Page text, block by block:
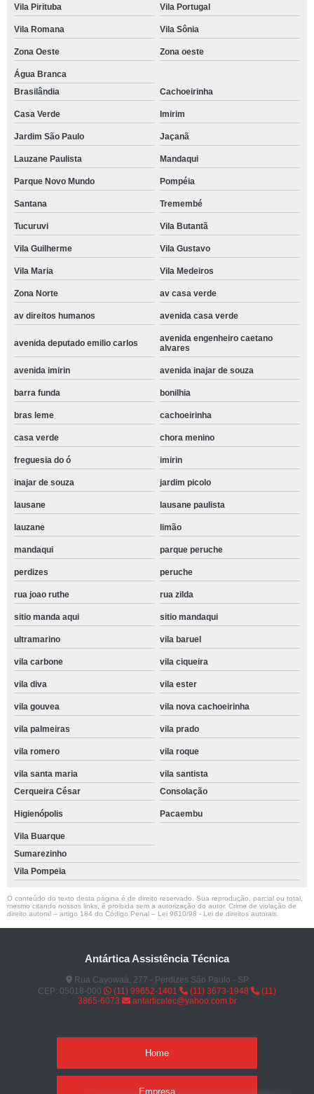
Vila Pirituba Vila Portugal
Vila Romana Vila Sônia
Zona Oeste Zona oeste
Água Branca
Brasilândia
Cachoeirinha
Casa Verde Imirim
Jardim São Paulo Jaçanã
Lauzane Paulista Mandaqui
Parque Novo Mundo Pompéia
Santana Tremembé
Tucuruvi Vila Butantã
Vila Guilherme Vila Gustavo
Vila Maria Vila Medeiros
Zona Norte av casa verde
av direitos humanos avenida casa verde
avenida deputado emilio carlos
avenida engenheiro caetano
alvares
avenida imirin avenida inajar de souza
barra funda bonilhia
bras leme cachoeirinha
casa verde chora menino
freguesia do ó imirin
inajar de souza jardim picolo
lausane lausane paulista
lauzane limão
mandaqui parque peruche
perdizes peruche
rua joao ruthe rua zilda
sitio manda aqui sitio mandaqui
ultramarino vila baruel
vila carbone vila ciqueira
vila diva vila ester
vila gouvea vila nova cachoeirinha
vila palmeiras vila prado
vila romero vila roque
vila santa maria
vila santista
Cerqueira César
Consolação
Higienópolis Pacaembu
Vila Buarque
Sumarezinho
Vila Pompeia
O conteúdo do texto desta página é de direito reservado. Sua reprodução, parcial ou total,
mesmo citando nossos links, é proibida sem a autorização do autor. Crime de violação de
direito autoral – artigo 184 do Código Penal – Lei 9610/98 - Lei de direitos autorais
Antártica Assistência Técnica
Rua Cayowaá, 277 - Perdizes São Paulo - SP
CEP: 05018-000
(11) 99652-1401 (11) 3673-1948
(11)
3865-6073
antarticatec@yahoo.com.br
Home
Empresa